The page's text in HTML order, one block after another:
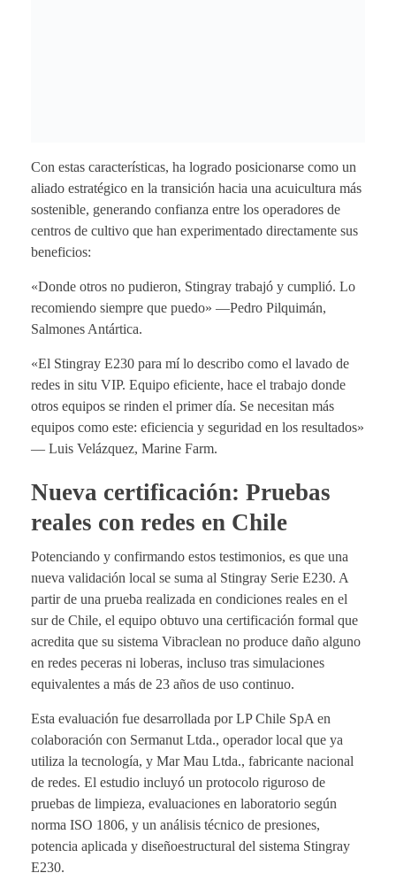
Con estas características, ha logrado posicionarse como un
aliado estratégico en la transición hacia una acuicultura más
sostenible, generando confianza entre los operadores de
centros de cultivo que han experimentado directamente sus
beneficios:
«Donde otros no pudieron, Stingray trabajó y cumplió. Lo
recomiendo siempre que puedo» —Pedro Pilquimán,
Salmones Antártica.
«El Stingray E230 para mí lo describo como el lavado de
redes in situ VIP. Equipo eficiente, hace el trabajo donde
otros equipos se rinden el primer día. Se necesitan más
equipos como este: eficiencia y seguridad en los resultados»
— Luis Velázquez, Marine Farm.
Nueva certificación: Pruebas
reales con redes en Chile
Potenciando y confirmando estos testimonios, es que una
nueva validación local se suma al Stingray Serie E230. A
partir de una prueba realizada en condiciones reales en el
sur de Chile, el equipo obtuvo una certificación formal que
acredita que su sistema Vibraclean no produce daño alguno
en redes peceras ni loberas, incluso tras simulaciones
equivalentes a más de 23 años de uso continuo.
Esta evaluación fue desarrollada por LP Chile SpA en
colaboración con Sermanut Ltda., operador local que ya
utiliza la tecnología, y Mar Mau Ltda., fabricante nacional
de redes. El estudio incluyó un protocolo riguroso de
pruebas de limpieza, evaluaciones en laboratorio según
norma ISO 1806, y un análisis técnico de presiones,
potencia aplicada y diseñoestructural del sistema Stingray
E230.